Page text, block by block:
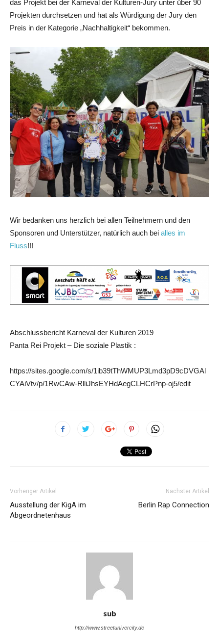
das Projekt bei der Karneval der Kulturen-Jury unter über 90
Projekten durchsetzen und hat als Würdigung der Jury den
Preis in der Kategorie „Nachhaltigkeit“ bekommen.
Wir bedanken uns herzlich bei allen Teilnehmern und den
Sponsoren und Unterstützer, natürlich auch bei alles im
Fluss!!!
Abschlussbericht Karneval der Kulturen 2019
Panta Rei Projekt – Die soziale Plastik :
https://sites.google.com/s/1ib39tThWMUP3Lmd3pD9cDVGAl
CYAiVtv/p/1RwCAw-RlliJhsEYHdAegCLHCrPnp-oj5/edit
Vorheriger Artikel
Ausstellung der KigA im
Abgeordnetenhaus
Nächster Artikel
Berlin Rap Connection
sub
http://www.streetunivercity.de